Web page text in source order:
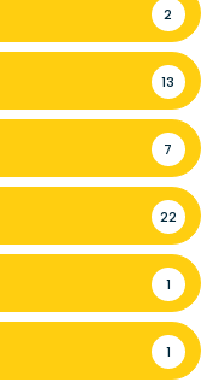
2
13
7
22
1
1